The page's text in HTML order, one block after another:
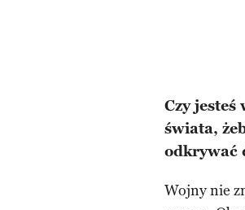
Czy jesteś
świata,
odkrywać
Wojny nie